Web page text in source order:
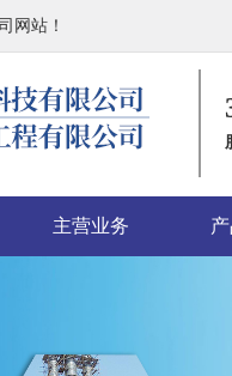
网站！
主营业务